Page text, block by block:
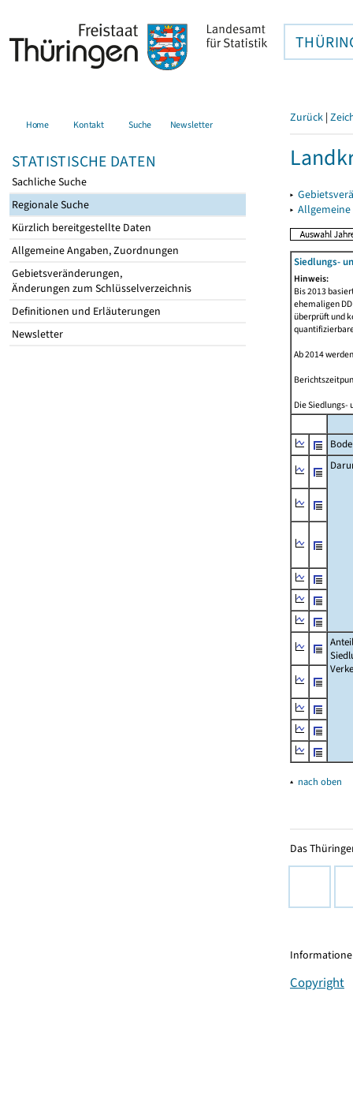
Home Kontakt Suche Newsletter
STATISTISCHE DATEN
Sachliche Suche
Regionale Suche
Kürzlich bereitgestellte Daten
Allgemeine Angaben, Zuordnungen
Gebietsveränderungen,
Änderungen zum Schlüsselverzeichnis
Definitionen und Erläuterungen
Newsletter
Zurück |
▸
▸
Siedlungs-
Hinweis:
Bis 2013
ehemaligen
überprüft und
Ab 2014
Die Siedlungs-
▴ nach oben
Das
Copyright